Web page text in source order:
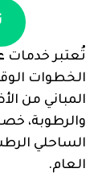
تُعتبر خدمات
الخطوات
المباني من
والرطوبة،
الساحلي
العام.